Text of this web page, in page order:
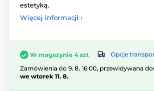
estetyką.
Więcej informacji ›
W magazynie 4 szt
Opcje
Zamówienia do 9. 8. 16:00, przewidywana
we wtorek 11. 8.